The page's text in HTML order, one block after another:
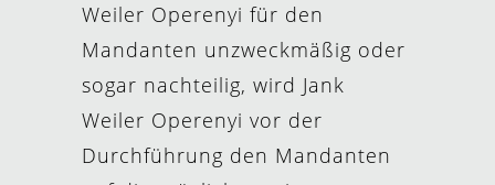
Weiler Operenyi für den
Mandanten unzweckmäßig oder
sogar nachteilig, wird Jank
Weiler Operenyi vor der
Durchführung den Mandanten